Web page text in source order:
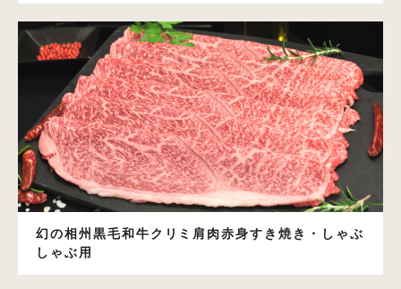
幻の相州黒毛和牛クリミ肩肉赤身すき焼き・しゃぶ
しゃぶ用